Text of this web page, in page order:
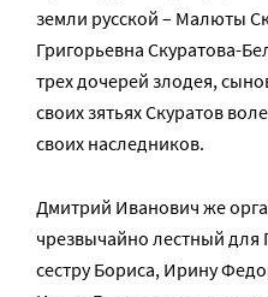
земли русской – Малюты
Григорьевна Скуратова-
трех дочерей злодея,
своих зятьях Скуратов
своих наследников.
Дмитрий Иванович же
чрезвычайно лестный для
сестру Бориса, Ирину